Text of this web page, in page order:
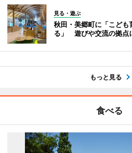
見る・遊ぶ
秋田・美郷町に「こども
る」 遊びや交流の拠点
もっと見る
食べる